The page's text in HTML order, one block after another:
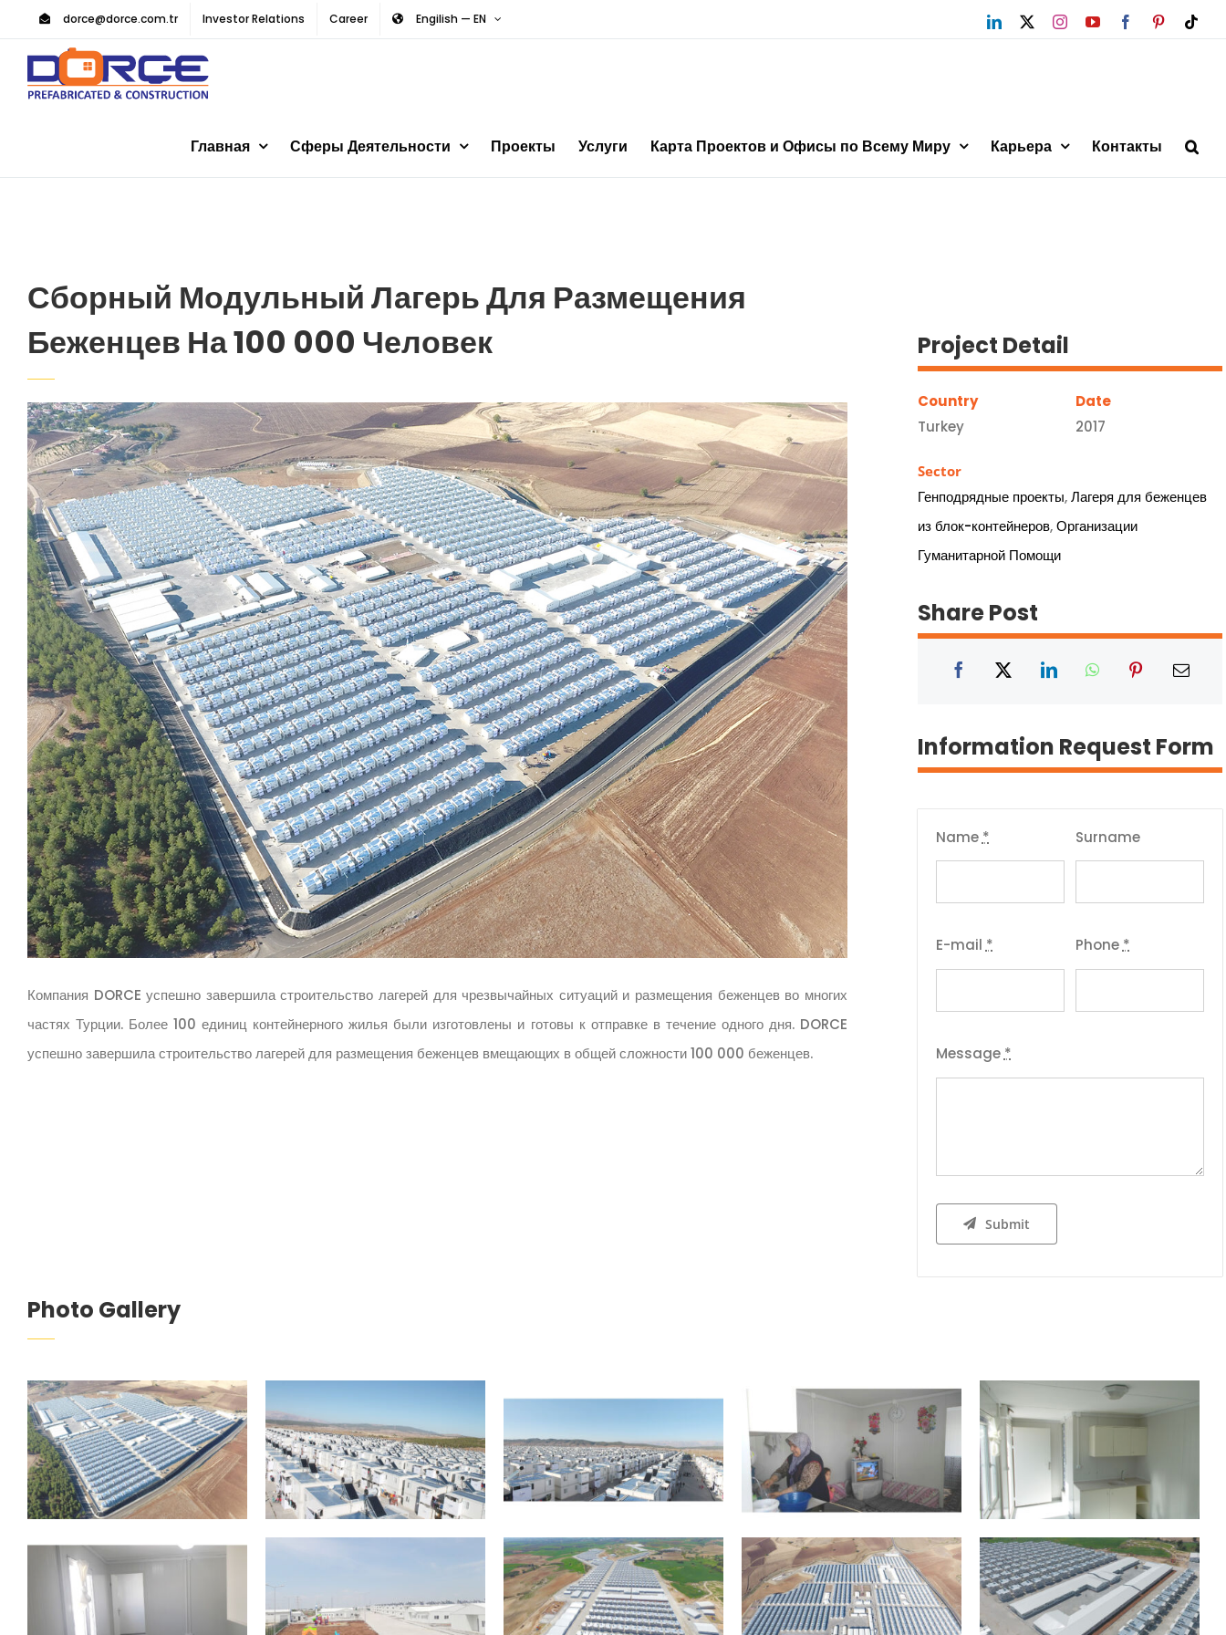
to
content
dorce@dorce.com.tr Investor Relations Career Engilish — EN LinkedIn InstagramYouTubeFacebookPinterest
Главная Сферы Деятельности Проекты Услуги Карта Проектов и Офисы по Всему Миру Карьера Контакты
Сборный Модульный Лагерь Для Размещения
Беженцев На 100 000 Человек
Компания DORCE успешно завершила строительство лагерей для чрезвычайных ситуаций и размещения беженцев во многих
частях Турции. Более 100 единиц контейнерного жилья были изготовлены и готовы к отправке в течение одного дня. DORCE
успешно завершила строительство лагерей для размещения беженцев вмещающих в общей сложности 100 000 беженцев.
Project Detail
Country
Turkey
Date
2017
Sector
Генподрядные проекты,Лагеря для беженцев
из блок-контейнеров,Организации
Гуманитарной Помощи
Share Post
Information Request Form
Name *
E-mail*
Surname
Phone*
Message *
Submit
Photo Gallery